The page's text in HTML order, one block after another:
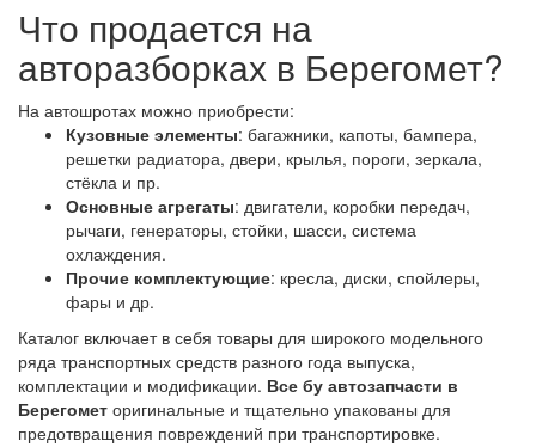
Что продается на
авторазборках в Берегомет?
На автошротах можно приобрести:
Кузовные элементы: багажники, капоты, бампера,
решетки радиатора, двери, крылья, пороги, зеркала,
стёкла и пр.
Основные агрегаты: двигатели, коробки передач,
рычаги, генераторы, стойки, шасси, система
охлаждения.
Прочие комплектующие: кресла, диски, спойлеры,
фары и др.
Каталог включает в себя товары для широкого модельного
ряда транспортных средств разного года выпуска,
комплектации и модификации. Все бу автозапчасти в
Берегомет оригинальные и тщательно упакованы для
предотвращения повреждений при транспортировке.